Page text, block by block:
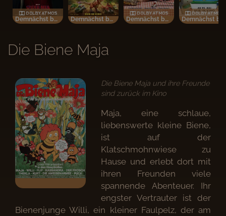
Demnächst bei uns im Kino Demnächst bei uns im Kino Demnächst bei uns im Kino
Die Biene Maja
Die Biene Maja und ihre Freunde
sind zurück im Kino
Maja, eine schlaue,
liebenswerte kleine Biene,
ist auf der
Klatschmohnwiese zu
Hause und erlebt dort mit
ihren Freunden viele
spannende Abenteuer. Ihr
engster Vertrauter ist der
Bienenjunge Willi, ein kleiner Faulpelz, der am